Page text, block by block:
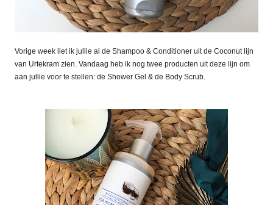
Vorige week liet ik jullie al de Shampoo & Conditioner uit de Coconut lijn
van Urtekram zien. Vandaag heb ik nog twee producten uit deze lijn om
aan jullie voor te stellen: de Shower Gel & de Body Scrub.